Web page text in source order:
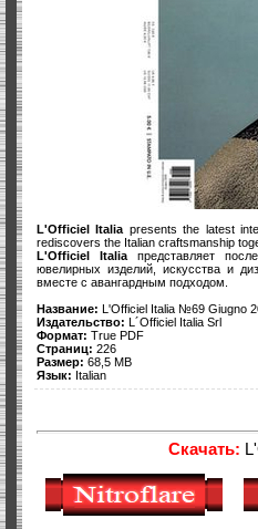
L'Officiel Italia presents the latest
rediscovers the Italian craftsmanship
L'Officiel Italia представляет
ювелирных изделий, искусства и
вместе с авангардным подходом.
Название: L'Officiel Italia №69 Giugno
Издательство: L´Officiel Italia Srl
Формат: True PDF
Страниц: 226
Размер: 68,5 MB
Язык: Italian
Скачать: